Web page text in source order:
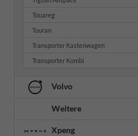
Touareg
Touran
Transporter Kastenwagen
Transporter Kombi
Volvo
Weitere
Xpeng